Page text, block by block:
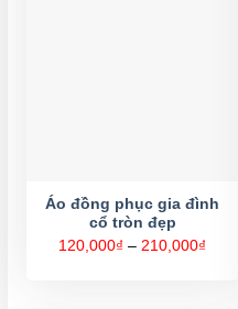
Áo đồng phục gia đình
cổ tròn đẹp
120,000₫ – 210,000₫